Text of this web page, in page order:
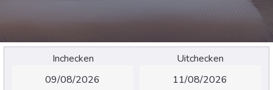
Inchecken Uitchecken